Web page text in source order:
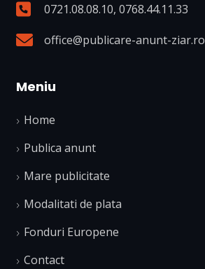
0721.08.08.10, 0768.44.11.33
office@publicare-anunt-ziar.ro
Meniu
Home
Publica anunt
Mare publicitate
Modalitati de plata
Fonduri Europene
Contact